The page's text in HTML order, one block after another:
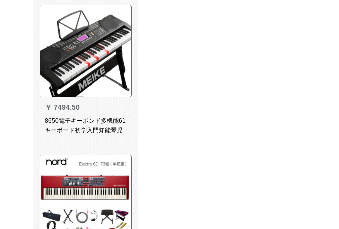
儀バーガー+工型琴架に接続し
ます。
￥ 7494.50
8650電子キーボンド多機能61
キーボード初学入門知能琴児
教育88知能版+工型琴架点灯